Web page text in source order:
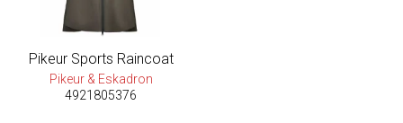
Pikeur Sports Raincoat
Pikeur & Eskadron
4921805376